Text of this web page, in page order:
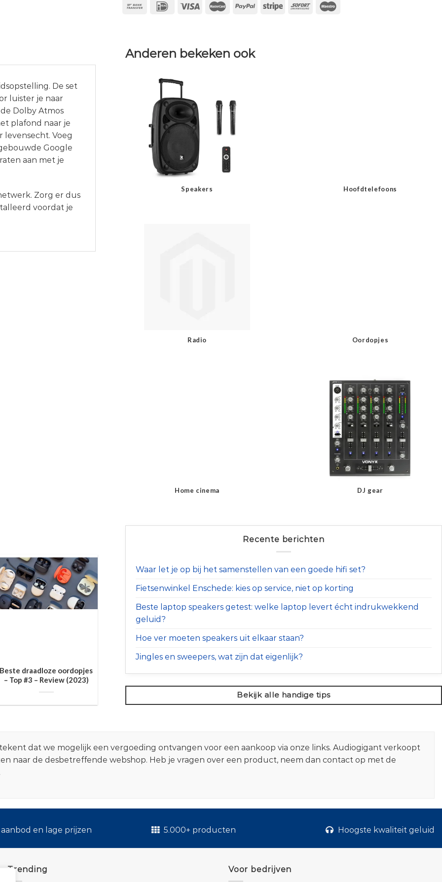
De set
luister je naar
Dolby Atmos
plafond naar je
levensecht. Voeg
Google
aan met je
Zorg er dus
voordat je
Anderen bekeken ook
Speakers Hoofdtelefoons
Radio Oordopjes
Home cinema DJ gear
Beste draadloze oordopjes
– Top #3 – Review (2023)
Recente berichten
Waar let je op bij het samenstellen van een goede hifi set?
Fietsenwinkel Enschede: kies op service, niet op korting
Beste laptop speakers getest: welke laptop levert écht indrukwekkend
geluid?
Hoe ver moeten speakers uit elkaar staan?
Jingles en sweepers, wat zijn dat eigenlijk?
Bekijk alle handige tips
dat we mogelijk een vergoeding ontvangen voor een aankoop via onze links. Audiogigant verkoopt
naar de desbetreffende webshop. Heb je vragen over een product, neem dan contact op met de
en lage prijzen 5.000+ producten Hoogste kwaliteit geluid
Trending Voor bedrijven